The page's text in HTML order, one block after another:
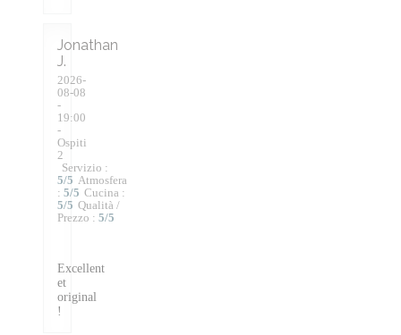
Jonathan
J
2026-
08-08
-
19:00
-
Ospiti
2
Servizio :
5/5 Atmosfera
: 5/5 Cucina :
5/5 Qualità /
Prezzo : 5/5
Excellent
et
original
!